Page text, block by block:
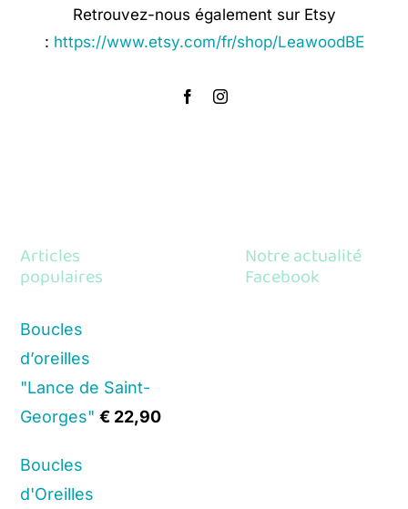
Retrouvez-nous également sur Etsy
: https://www.etsy.com/fr/shop/LeawoodBE
Articles
populaires
Boucles
d’oreilles
"Lance de Saint-
Georges" € 22,90
Boucles
d'Oreilles
Notre actualité
Facebook